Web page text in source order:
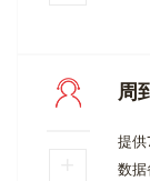
周
提
数据